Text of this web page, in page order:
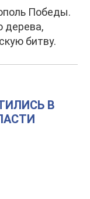
Победы.
дерева,
битву.
В